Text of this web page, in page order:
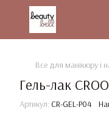
Все для манікюру і
Гель-лак
Артикул: CR-GEL-P04